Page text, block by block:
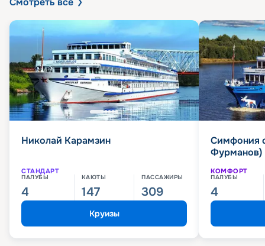
Николай Карамзин
СТАНДАРТ
ПАЛУБЫ
4
КАЮТЫ
147
ПАССАЖИРЫ
309
Круизы
Симфония
Фурманов)
КОМФОРТ
ПАЛУБЫ
4